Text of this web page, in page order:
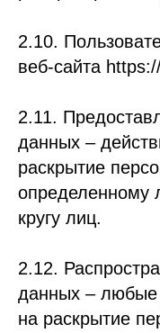
2.10.
веб-сайта
2.11.
данных –
раскрытие
определенному
кругу лиц.
2.12.
данных – любые
на раскрытие